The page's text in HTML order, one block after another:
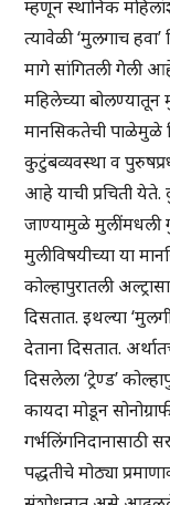
म्हणून स्थानिक
त्यावेळी ‘मुलगाच
मागे सांगितली गेली
महिलेच्या बोलण्यातून
मानसिकतेची पाळेमुळे
कुटुंबव्यवस्था व
आहे याची प्रचिती
जाण्यामुळे मुलींमधली
मुलीविषयीच्या या
कोल्हापुरातली
दिसतात. इथल्या
देताना दिसतात.
दिसलेला ‘ट्रेण्ड’
कायदा मोडून
गर्भलिंगनिदानासाठी
पद्धतीचे मोठ्या